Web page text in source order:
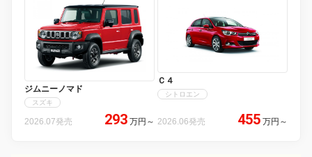
ジムニーノマド
スズキ
2026.07発売 293 万円 ～
Ｃ４
シトロエン
2026.06発売 455 万円 ～